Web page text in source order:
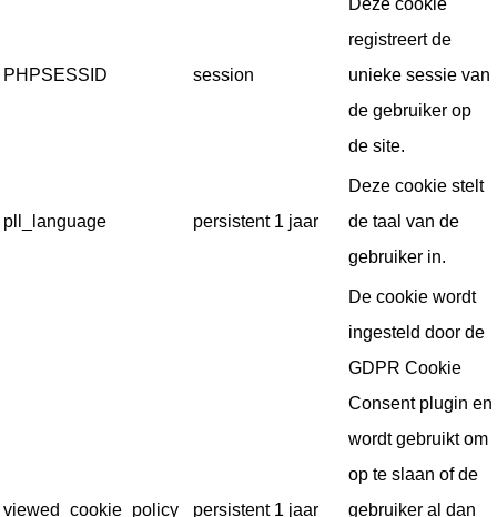
PHPSESSID session
registreert de
unieke sessie van
de gebruiker op
de site.
pll_language persistent 1 jaar
Deze cookie stelt
de taal van de
gebruiker in.
viewed_cookie_policy persistent 1 jaar
De cookie wordt
ingesteld door de
GDPR Cookie
Consent plugin en
wordt gebruikt om
op te slaan of de
gebruiker al dan